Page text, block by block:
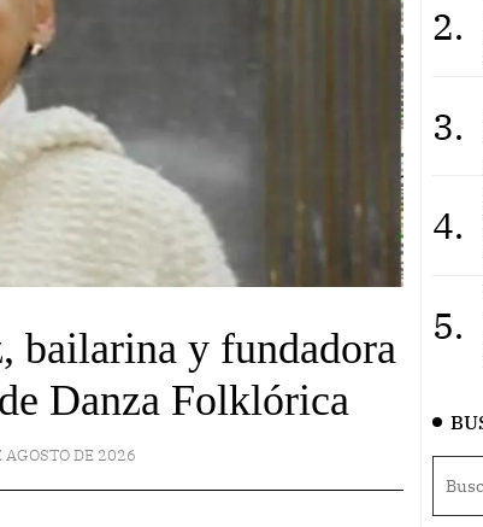
bailarina y fundadora
Danza Folklórica
AGOSTO DE 2026
2.
3.
4.
5.